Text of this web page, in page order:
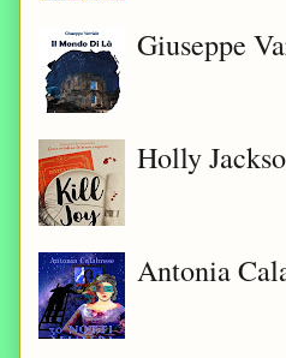
Giuseppe
Holly
Antonia